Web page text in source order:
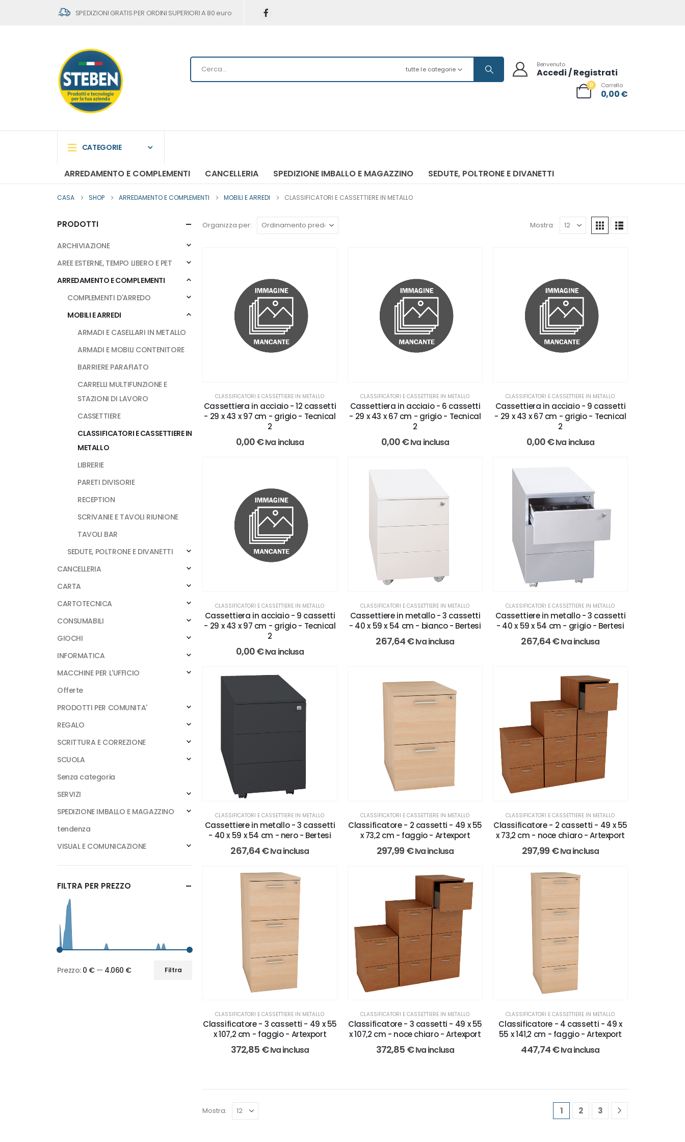
SPEDIZIONI GRATIS PER ORDINI SUPERIORI A 80 euro
tutte le categorie
Benvenuto
Accedi / Registrati
0 Carrello
0,00€
CATEGORIE
ARREDAMENTO E COMPLEMENTI CANCELLERIA SPEDIZIONE IMBALLO E MAGAZZINO SEDUTE, POLTRONE E DIVANETTI
CASA SHOP ARREDAMENTO E COMPLEMENTI MOBILI E ARREDI CLASSIFICATORI E CASSETTIERE IN METALLO
Organizza per: Mostra:
CLASSIFICATORI E CASSETTIERE IN METALLO
Cassettiera in acciaio - 12 cassetti
- 29 x 43 x 97 cm - grigio - Tecnical
2
0,00€Iva inclusa
CLASSIFICATORI E CASSETTIERE IN METALLO
Cassettiera in acciaio - 6 cassetti
- 29 x 43 x 67 cm - grigio - Tecnical
2
0,00€Iva inclusa
CLASSIFICATORI E CASSETTIERE IN METALLO
Cassettiera in acciaio - 9 cassetti
- 29 x 43 x 67 cm - grigio - Tecnical
2
0,00€Iva inclusa
CLASSIFICATORI E CASSETTIERE IN METALLO
Cassettiera in acciaio - 9 cassetti
- 29 x 43 x 97 cm - grigio - Tecnical
2
0,00€Iva inclusa
CLASSIFICATORI E CASSETTIERE IN METALLO
Cassettiere in metallo - 3 cassetti
- 40 x 59 x 54 cm - bianco - Bertesi
267,64€Iva inclusa
CLASSIFICATORI E CASSETTIERE IN METALLO
Cassettiere in metallo - 3 cassetti
- 40 x 59 x 54 cm - grigio - Bertesi
267,64€Iva inclusa
CLASSIFICATORI E CASSETTIERE IN METALLO
Cassettiere in metallo - 3 cassetti
- 40 x 59 x 54 cm - nero - Bertesi
267,64€Iva inclusa
CLASSIFICATORI E CASSETTIERE IN METALLO
Classificatore - 2 cassetti - 49 x 55
x 73,2 cm - faggio - Artexport
297,99 €Iva inclusa
CLASSIFICATORI E CASSETTIERE IN METALLO
Classificatore - 2 cassetti - 49 x 55
x 73,2 cm - noce chiaro - Artexport
297,99 €Iva inclusa
CLASSIFICATORI E CASSETTIERE IN METALLO
Classificatore - 3 cassetti - 49 x 55
x 107,2 cm - faggio - Artexport
372,85 €Iva inclusa
CLASSIFICATORI E CASSETTIERE IN METALLO
Classificatore - 3 cassetti - 49 x 55
x 107,2 cm - noce chiaro - Artexport
372,85 €Iva inclusa
CLASSIFICATORI E CASSETTIERE IN METALLO
Classificatore - 4 cassetti - 49 x
55 x 141,2 cm - faggio - Artexport
447,74€Iva inclusa
Mostra: 1 2 3
PRODOTTI
ARCHIVIAZIONE
AREE ESTERNE, TEMPO LIBERO E PET
ARREDAMENTO E COMPLEMENTI
COMPLEMENTI D'ARREDO
MOBILI E ARREDI
ARMADI E CASELLARI IN METALLO
ARMADI E MOBILI CONTENITORE
BARRIERE PARAFIATO
CARRELLI MULTIFUNZIONE E
STAZIONI DI LAVORO
CASSETTIERE
CLASSIFICATORI E CASSETTIERE IN
METALLO
LIBRERIE
PARETI DIVISORIE
RECEPTION
SCRIVANIE E TAVOLI RIUNIONE
TAVOLI BAR
SEDUTE, POLTRONE E DIVANETTI
CANCELLERIA
CARTA
CARTOTECNICA
CONSUMABILI
GIOCHI
INFORMATICA
MACCHINE PER L'UFFICIO
Offerte
PRODOTTI PER COMUNITA'
REGALO
SCRITTURA E CORREZIONE
SCUOLA
Senza categoria
SERVIZI
SPEDIZIONE IMBALLO E MAGAZZINO
tendenza
VISUAL E COMUNICAZIONE
FILTRA PER PREZZO
Filtra
Prezzo: 0 €— 4.060 €